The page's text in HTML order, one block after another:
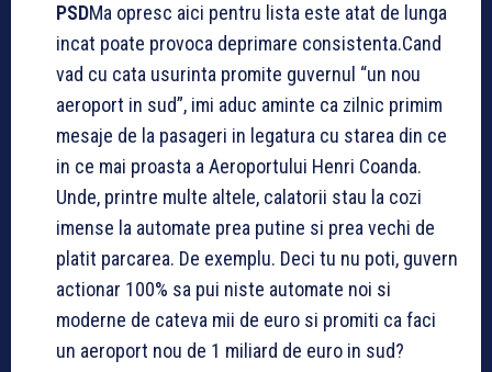
PSDMa opresc aici pentru lista este atat de lunga
incat poate provoca deprimare consistenta.Cand
vad cu cata usurinta promite guvernul “un nou
aeroport in sud”, imi aduc aminte ca zilnic primim
mesaje de la pasageri in legatura cu starea din ce
in ce mai proasta a Aeroportului Henri Coanda.
Unde, printre multe altele, calatorii stau la cozi
imense la automate prea putine si prea vechi de
platit parcarea. De exemplu. Deci tu nu poti, guvern
actionar 100% sa pui niste automate noi si
moderne de cateva mii de euro si promiti ca faci
un aeroport nou de 1 miliard de euro in sud?